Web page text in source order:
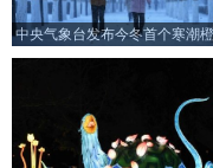
中央气象台发布今冬首个寒潮